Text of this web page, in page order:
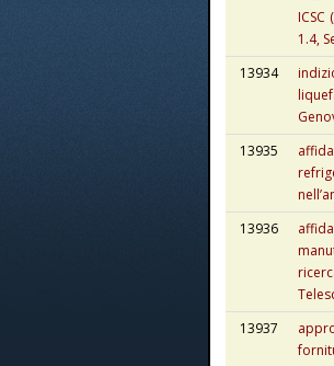
1.4,
13934
13935
13936
13937